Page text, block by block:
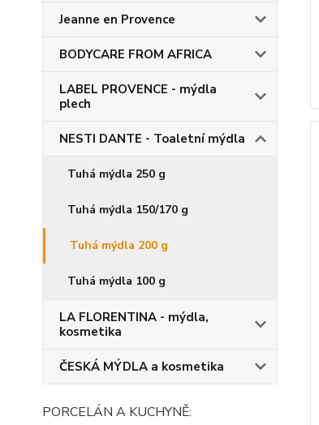
Jeanne en Provence
BODYCARE FROM AFRICA
LABEL PROVENCE - mýdla
plech
NESTI DANTE - Toaletní mýdla
Tuhá mýdla 250 g
Tuhá mýdla 150/170 g
Tuhá mýdla 200 g
Tuhá mýdla 100 g
LA FLORENTINA - mýdla,
kosmetika
ČESKÁ MÝDLA a kosmetika
PORCELÁN A KUCHYNĚ: